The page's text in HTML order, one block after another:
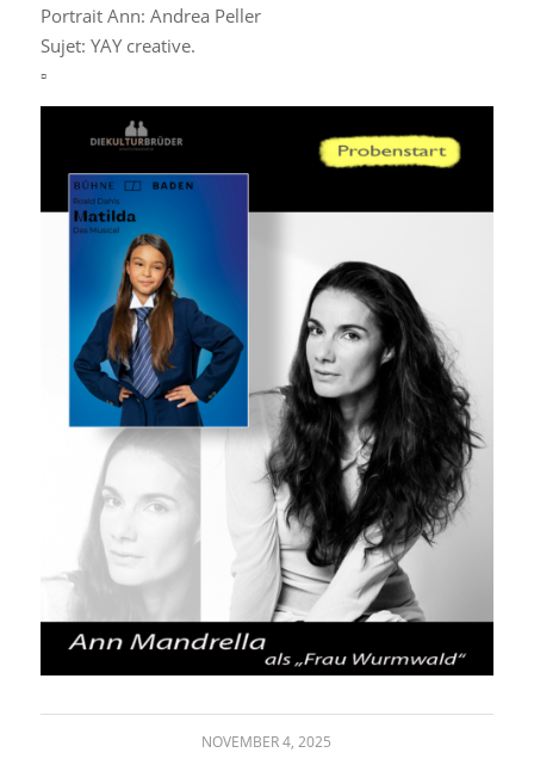
Portrait Ann: Andrea Peller
Sujet: YAY creative.
▫️
NOVEMBER 4, 2025